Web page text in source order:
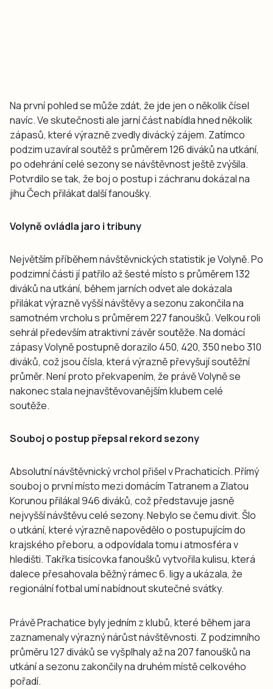
Na první pohled se může zdát, že jde jen o několik čísel
navíc. Ve skutečnosti ale jarní část nabídla hned několik
zápasů, které výrazně zvedly divácký zájem. Zatímco
podzim uzavíral soutěž s průměrem 126 diváků na utkání,
po odehrání celé sezony se návštěvnost ještě zvýšila.
Potvrdilo se tak, že boj o postup i záchranu dokázal na
jihu Čech přilákat další fanoušky.
Volyně ovládla jaro i tribuny
Největším příběhem návštěvnických statistik je Volyně. Po
podzimní části jí patřilo až šesté místo s průměrem 132
diváků na utkání, během jarních odvet ale dokázala
přilákat výrazně vyšší návštěvy a sezonu zakončila na
samotném vrcholu s průměrem 227 fanoušků. Velkou roli
sehrál především atraktivní závěr soutěže. Na domácí
zápasy Volyně postupně dorazilo 450, 420, 350 nebo 310
diváků, což jsou čísla, která výrazně převyšují soutěžní
průměr. Není proto překvapením, že právě Volyně se
nakonec stala nejnavštěvovanějším klubem celé
soutěže.
Souboj o postup přepsal rekord sezony
Absolutní návštěvnický vrchol přišel v Prachaticích. Přímý
souboj o první místo mezi domácím Tatranem a Zlatou
Korunou přilákal 946 diváků, což představuje jasně
nejvyšší návštěvu celé sezony. Nebylo se čemu divit. Šlo
o utkání, které výrazně napovědělo o postupujícím do
krajského přeboru, a odpovídala tomu i atmosféra v
hledišti. Takřka tisícovka fanoušků vytvořila kulisu, která
dalece přesahovala běžný rámec 6. ligy a ukázala, že
regionální fotbal umí nabídnout skutečné svátky.
Právě Prachatice byly jedním z klubů, které během jara
zaznamenaly výrazný nárůst návštěvnosti. Z podzimního
průměru 127 diváků se vyšplhaly až na 207 fanoušků na
utkání a sezonu zakončily na druhém místě celkového
pořadí.